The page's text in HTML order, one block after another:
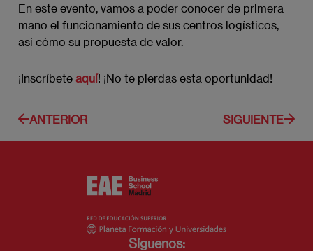
En este evento, vamos a poder conocer de primera
mano el funcionamiento de sus centros logísticos,
así cómo su propuesta de valor.
¡Inscríbete aquí! ¡No te pierdas esta oportunidad!
ANTERIOR SIGUIENTE
Síguenos: